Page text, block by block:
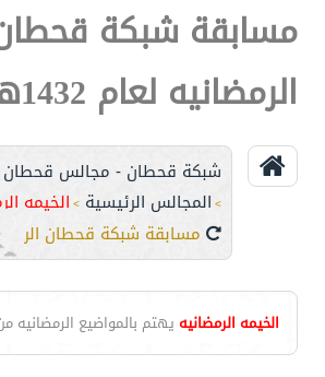
مسابقة شبكة
الرمضانيه لعام 1432هـ
شبكة قحطان - مجالس قحطان
> المجالس الرئيسية > الخيمه
مسابقة شبكة قحطان الرمضانيه
الخيمه الرمضانيه يهتم بالمواضيع الرمضانيه